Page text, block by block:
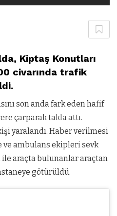
Kiptaş Konutları
civarında trafik
son anda fark eden hafif
çarparak takla attı.
yaralandı. Haber verilmesi
ve ambulans ekipleri sevk
ile araçta bulunanlar araçtan
götürüldü.